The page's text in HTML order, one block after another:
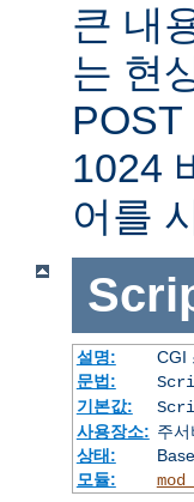
큰 내
는 현
1024
어를
설명:
CGI
문법:
기본값:
사용장소: 주
상태:
Base
모듈: